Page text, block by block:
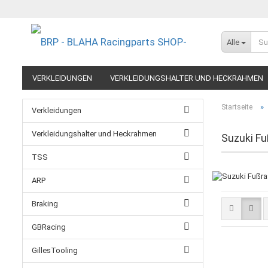
Alle
VERKLEIDUNGEN VERKLEIDUNGSHALTER UND HECKRAHMEN
EXTREME COMPONENTS FELGEN IM MOTORRADRENNSPORT
Startseite »
Suzuki
Verkleidungen
Verkleidungshalter und Heckrahmen
TSS
ARP
Braking
GBRacing
GillesTooling